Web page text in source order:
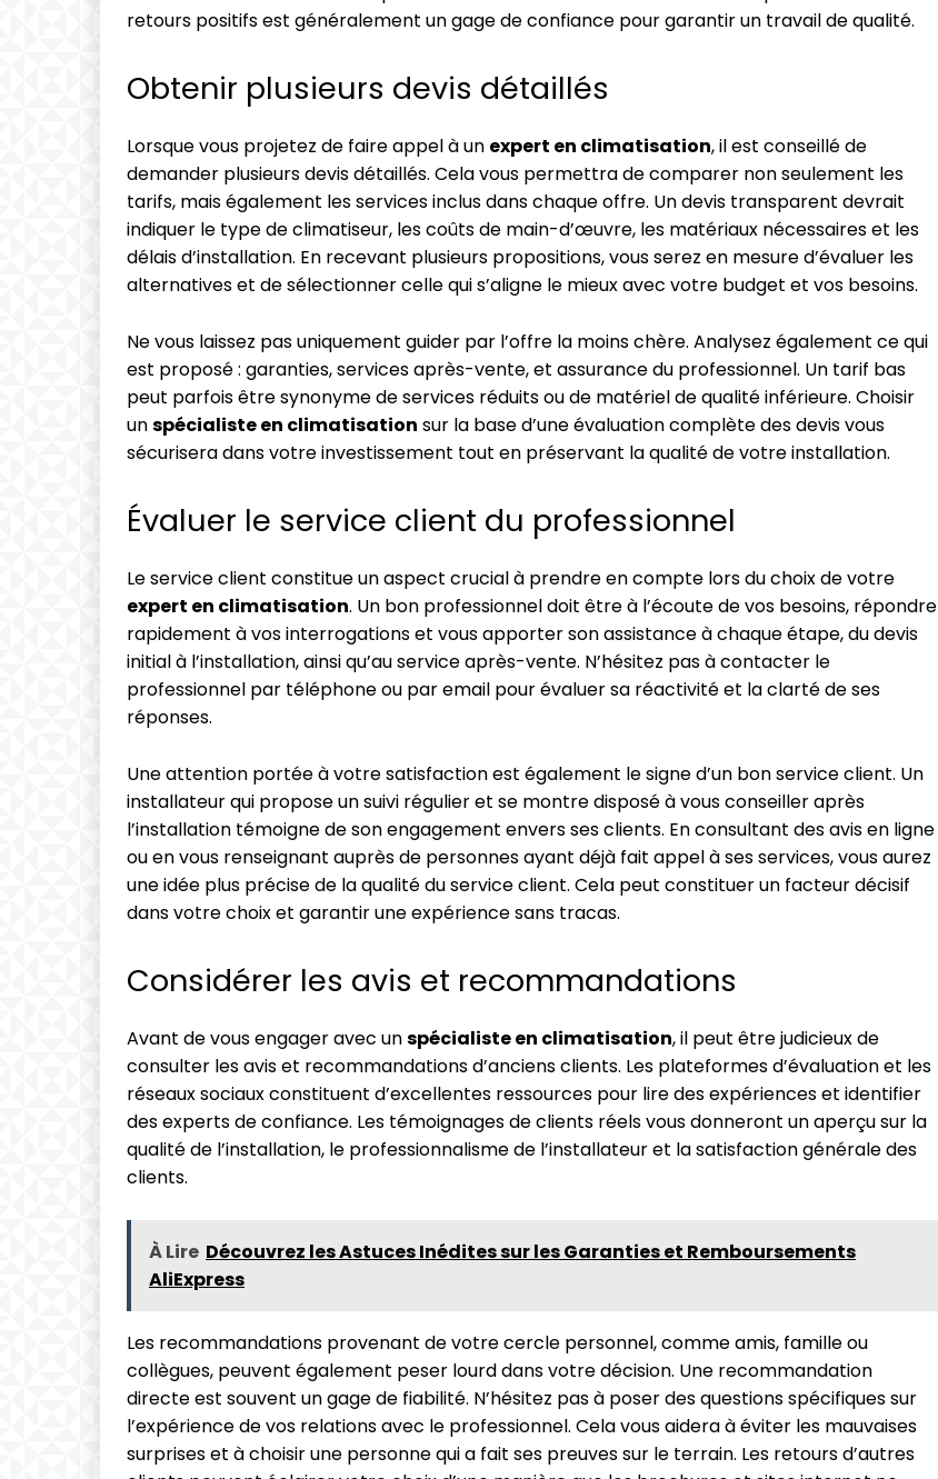
retours positifs est généralement un gage de confiance pour garantir un travail de qualité.
Obtenir plusieurs devis détaillés
Lorsque vous projetez de faire appel à un expert en climatisation, il est conseillé de
demander plusieurs devis détaillés. Cela vous permettra de comparer non seulement les
tarifs, mais également les services inclus dans chaque offre. Un devis transparent devrait
indiquer le type de climatiseur, les coûts de main-d’œuvre, les matériaux nécessaires et les
délais d’installation. En recevant plusieurs propositions, vous serez en mesure d’évaluer les
alternatives et de sélectionner celle qui s’aligne le mieux avec votre budget et vos besoins.
Ne vous laissez pas uniquement guider par l’offre la moins chère. Analysez également ce qui
est proposé : garanties, services après-vente, et assurance du professionnel. Un tarif bas
peut parfois être synonyme de services réduits ou de matériel de qualité inférieure. Choisir
unspécialiste en climatisation sur la base d’une évaluation complète des devis vous
sécurisera dans votre investissement tout en préservant la qualité de votre installation.
Évaluer le service client du professionnel
Le service client constitue un aspect crucial à prendre en compte lors du choix de votre
expert en climatisation. Un bon professionnel doit être à l’écoute de vos besoins, répondre
rapidement à vos interrogations et vous apporter son assistance à chaque étape, du devis
initial à l’installation, ainsi qu’au service après-vente. N’hésitez pas à contacter le
professionnel par téléphone ou par email pour évaluer sa réactivité et la clarté de ses
réponses.
Une attention portée à votre satisfaction est également le signe d’un bon service client. Un
installateur qui propose un suivi régulier et se montre disposé à vous conseiller après
l’installation témoigne de son engagement envers ses clients. En consultant des avis en ligne
ou en vous renseignant auprès de personnes ayant déjà fait appel à ses services, vous aurez
une idée plus précise de la qualité du service client. Cela peut constituer un facteur décisif
dans votre choix et garantir une expérience sans tracas.
Considérer les avis et recommandations
Avant de vous engager avec unspécialiste en climatisation, il peut être judicieux de
consulter les avis et recommandations d’anciens clients. Les plateformes d’évaluation et les
réseaux sociaux constituent d’excellentes ressources pour lire des expériences et identifier
des experts de confiance. Les témoignages de clients réels vous donneront un aperçu sur la
qualité de l’installation, le professionnalisme de l’installateur et la satisfaction générale des
clients.
À Lire Découvrez les Astuces Inédites sur les Garanties et Remboursements
AliExpress
Les recommandations provenant de votre cercle personnel, comme amis, famille ou
collègues, peuvent également peser lourd dans votre décision. Une recommandation
directe est souvent un gage de fiabilité. N’hésitez pas à poser des questions spécifiques sur
l’expérience de vos relations avec le professionnel. Cela vous aidera à éviter les mauvaises
surprises et à choisir une personne qui a fait ses preuves sur le terrain. Les retours d’autres